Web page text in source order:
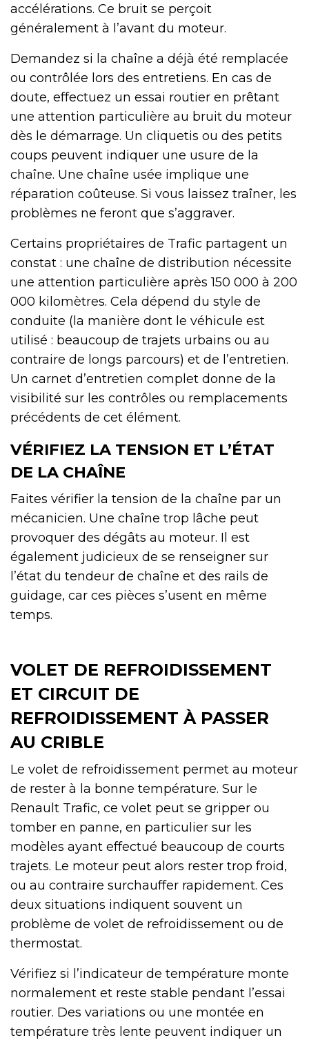
accélérations. Ce bruit se perçoit
généralement à l’avant du moteur.
Demandez si la chaîne a déjà été remplacée
ou contrôlée lors des entretiens. En cas de
doute, effectuez un essai routier en prêtant
une attention particulière au bruit du moteur
dès le démarrage. Un cliquetis ou des petits
coups peuvent indiquer une usure de la
chaîne. Une chaîne usée implique une
réparation coûteuse. Si vous laissez traîner, les
problèmes ne feront que s’aggraver.
Certains propriétaires de Trafic partagent un
constat : une chaîne de distribution nécessite
une attention particulière après 150 000 à 200
000 kilomètres. Cela dépend du style de
conduite (la manière dont le véhicule est
utilisé : beaucoup de trajets urbains ou au
contraire de longs parcours) et de l’entretien.
Un carnet d’entretien complet donne de la
visibilité sur les contrôles ou remplacements
précédents de cet élément.
VÉRIFIEZ LA TENSION ET L’ÉTAT
DE LA CHAÎNE
Faites vérifier la tension de la chaîne par un
mécanicien. Une chaîne trop lâche peut
provoquer des dégâts au moteur. Il est
également judicieux de se renseigner sur
l’état du tendeur de chaîne et des rails de
guidage, car ces pièces s’usent en même
temps.
VOLET DE REFROIDISSEMENT
ET CIRCUIT DE
REFROIDISSEMENT À PASSER
AU CRIBLE
Le volet de refroidissement permet au moteur
de rester à la bonne température. Sur le
Renault Trafic, ce volet peut se gripper ou
tomber en panne, en particulier sur les
modèles ayant effectué beaucoup de courts
trajets. Le moteur peut alors rester trop froid,
ou au contraire surchauffer rapidement. Ces
deux situations indiquent souvent un
problème de volet de refroidissement ou de
thermostat.
Vérifiez si l’indicateur de température monte
normalement et reste stable pendant l’essai
routier. Des variations ou une montée en
température très lente peuvent indiquer un